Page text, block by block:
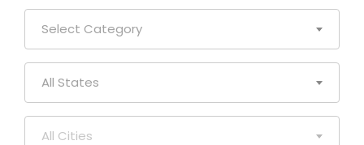
Select Category
All States
All Cities